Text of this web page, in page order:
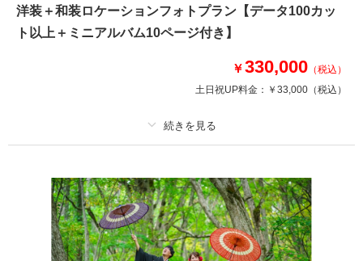
このプランで撮影可能な撮影レポート
スタジオ＋堀切邸＋水林自然林（福
島）
洋装＋和装ロケーションフォトプラン【データ100カッ
ト以上＋ミニアルバム10ページ付き】
￥330,000 （税込）
土日祝UP料金： ￥33,000 （税込）
撮影料 新婦衣装2着 新郎衣装1着
着付け ヘアメイク 小物一式
アルバム 10 P データ 100 カット 台紙付写真
衣装追加 会食 挙式